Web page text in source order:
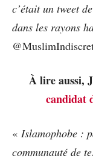
c’était un tweet
dans les rayons
À lire aussi,
candidat
« Islamophobe :
communauté de